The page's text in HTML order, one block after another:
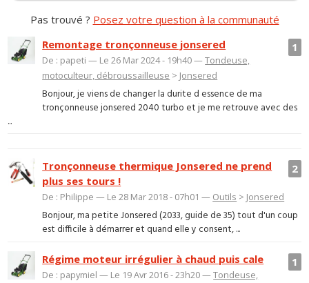
Pas trouvé ? Posez votre question à la communauté
1
Remontage tronçonneuse jonsered
De : papeti — Le 26 Mar 2024 - 19h40 —Tondeuse,
motoculteur, débroussailleuse > Jonsered
Bonjour, je viens de changer la durite d essence de ma
tronçonneuse jonsered 2040 turbo et je me retrouve avec des
...
2
Tronçonneuse thermique Jonsered ne prend
plus ses tours !
De : Philippe — Le 28 Mar 2018 - 07h01 — Outils > Jonsered
Bonjour, ma petite Jonsered (2033, guide de 35) tout d'un coup
est difficile à démarrer et quand elle y consent, ...
1
Régime moteur irrégulier à chaud puis cale
De : papymiel — Le 19 Avr 2016 - 23h20 —Tondeuse,